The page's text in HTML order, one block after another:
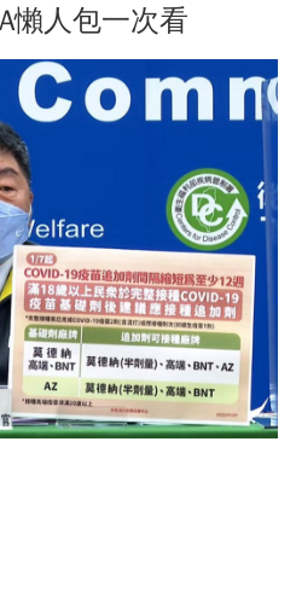
懶人包一次看